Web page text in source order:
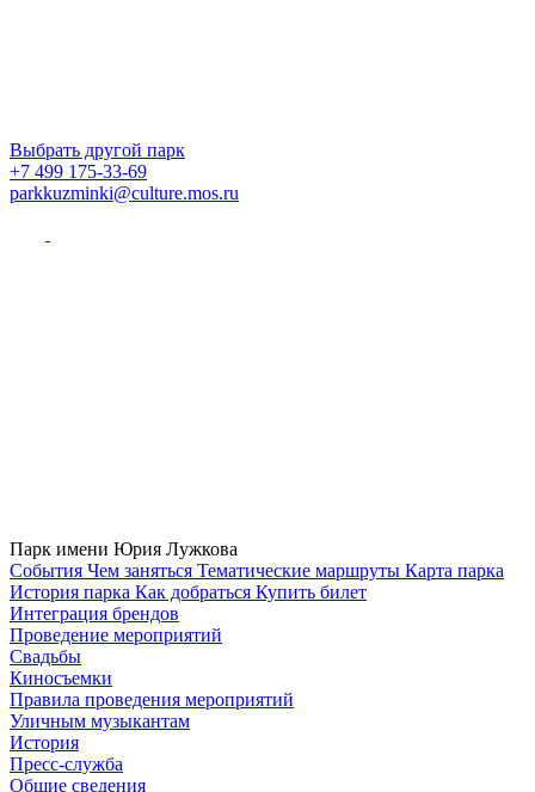
Выбрать другой парк
+7 499 175-33-69
parkkuzminki@culture.mos.ru
Парк имени Юрия Лужкова
Cобытия Чем заняться Тематические маршруты Карта парка
История парка Как добраться Купить билет
Интеграция брендов
Проведение мероприятий
Свадьбы
Киносъемки
Правила проведения мероприятий
Уличным музыкантам
История
Пресс-служба
Общие сведения